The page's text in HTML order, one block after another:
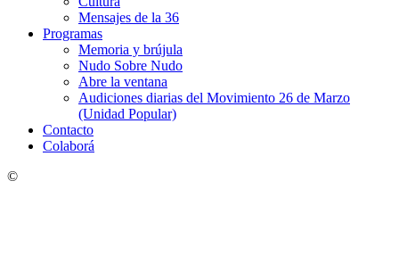
Mensajes de la 36
Programas
Memoria y brújula
Nudo Sobre Nudo
Abre la ventana
Audiciones diarias del Movimiento 26 de Marzo
(Unidad Popular)
Contacto
Colaborá
©